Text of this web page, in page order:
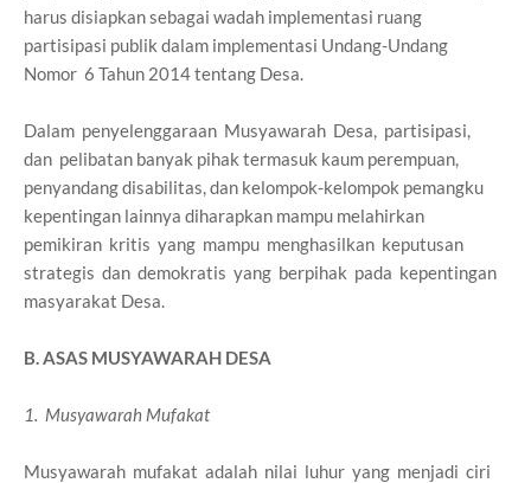
harus disiapkan sebagai wadah implementasi ruang
partisipasi publik dalam implementasi Undang-Undang
Nomor 6 Tahun 2014 tentang Desa.
Dalam penyelenggaraan Musyawarah Desa, partisipasi,
dan pelibatan banyak pihak termasuk kaum perempuan,
penyandang disabilitas, dan kelompok-kelompok pemangku
kepentingan lainnya diharapkan mampu melahirkan
pemikiran kritis yang mampu menghasilkan keputusan
strategis dan demokratis yang berpihak pada kepentingan
masyarakat Desa.
B. ASAS MUSYAWARAH DESA
1. Musyawarah Mufakat
Musyawarah mufakat adalah nilai luhur yang menjadi ciri